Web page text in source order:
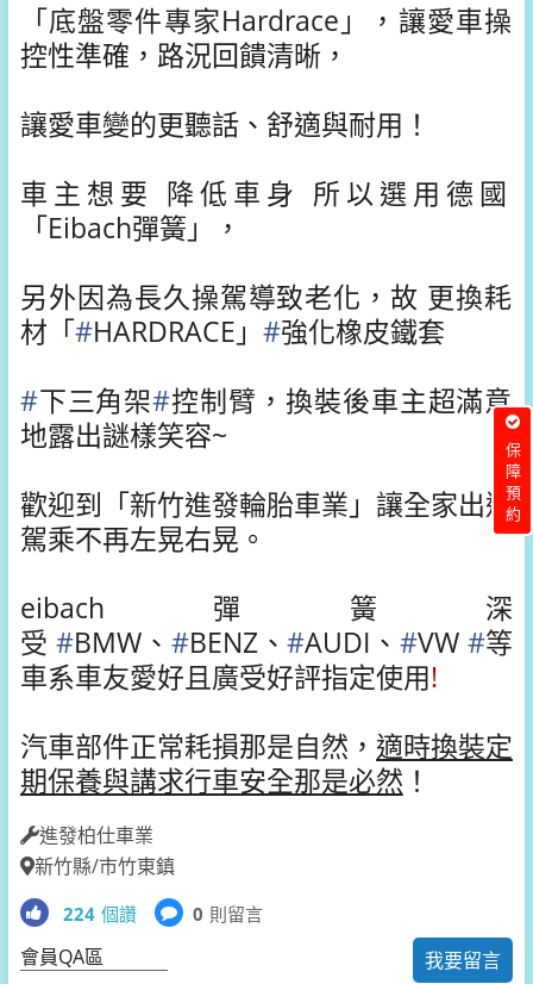
「底盤零件專家Hardrace 」，讓愛車操
控性準確，路況回饋清晰，
讓愛車變的更聽話、舒適與耐用！
車主想要 降低車身 所以選用德國
「Eibach彈簧 」，
另外因為長久操駕導致老化，故 更換耗
材 「#HARDRACE 」 #強化橡皮鐵套
#下三角架#控制臂 ，換裝後車主超滿意
地露出謎樣笑容~
歡迎到「新竹進發輪胎車業 」讓全家出遊
駕乘不再左晃右晃。
eibach彈簧深
受 #BMW 、 #BENZ、#AUDI 、 #VW #等
車系車友愛好且廣受好評指定使用!
汽車部件正常耗損那是自然 ， 適時換裝定
期保養與講求行車安全那是必然 ！
進發柏仕車業
新竹縣/市竹東鎮
224 個讚 0 則留言
我要留言
會員QA區
保障預約